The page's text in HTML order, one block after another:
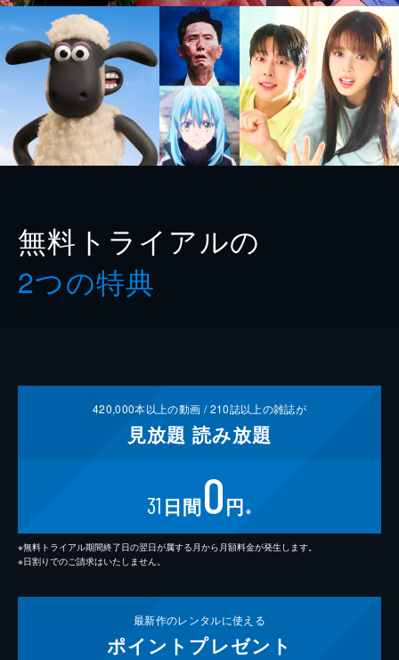
無料トライアルの
2つの特典
420,000本以上の動画 /210誌以上の雑誌が
見放題 読み放題
31 日間0円 ※
※無料トライアル期間終了日の翌日が属する月から月額料金が発生します。
※日割りでのご請求はいたしません。
最新作のレンタルに使える
ポイント プレゼント